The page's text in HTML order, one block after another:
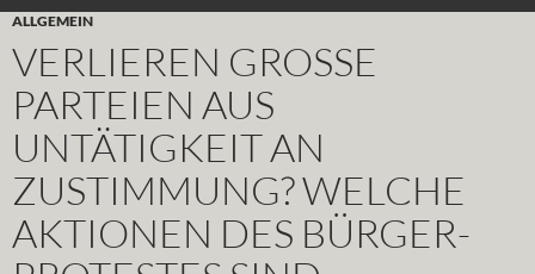
ALLGEMEIN
VERLIEREN GROSSE P
ARTEIEN AUS U
NTÄTIGKEIT AN Z
USTIMMUNG? WELCHE A
KTIONEN DES BÜRGER- P